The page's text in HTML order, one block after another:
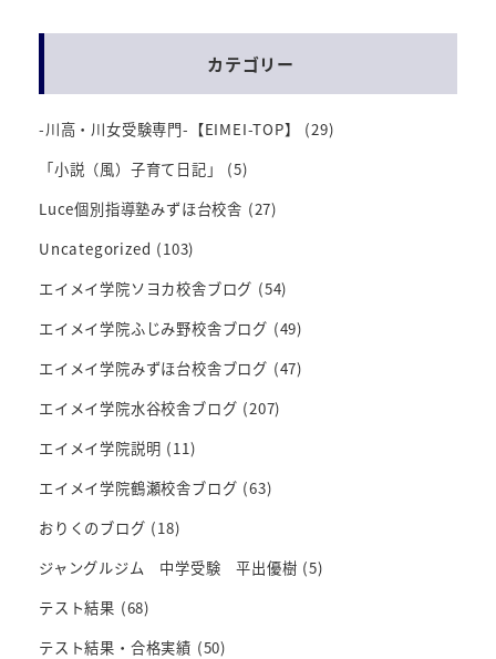
カテゴリー
-川高・川女受験専門-【EIMEI-TOP】
(29)
「小説（風）子育て日記」
(5)
Luce個別指導塾みずほ台校舎 (27)
Uncategorized (103)
エイメイ学院ソヨカ校舎ブログ (54)
エイメイ学院ふじみ野校舎ブログ (49)
エイメイ学院みずほ台校舎ブログ (47)
エイメイ学院水谷校舎ブログ (207)
エイメイ学院説明 (11)
エイメイ学院鶴瀬校舎ブログ (63)
おりくのブログ (18)
ジャングルジム 中学受験 平出優樹 (5)
テスト結果 (68)
テスト結果・合格実績 (50)